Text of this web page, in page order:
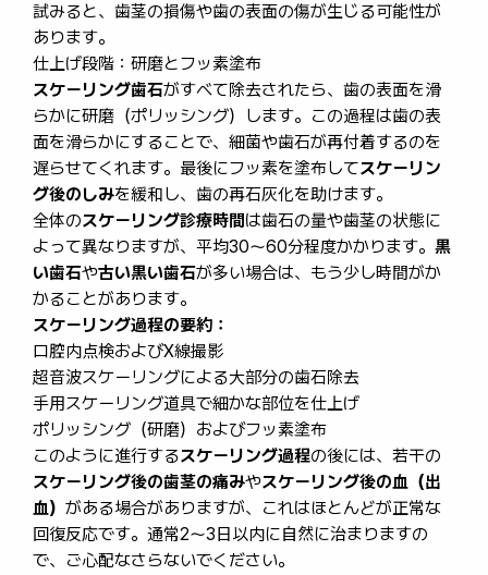
試みると、歯茎の損傷や歯の表面の傷が生じる可能性が
あります。
仕上げ段階：研磨とフッ素塗布
スケーリング歯石がすべて除去されたら、歯の表面を滑
らかに研磨（ポリッシング）します。この過程は歯の表
面を滑らかにすることで、細菌や歯石が再付着するのを
遅らせてくれます。最後にフッ素を塗布してスケーリン
グ後のしみを緩和し、歯の再石灰化を助けます。
全体のスケーリング診療時間は歯石の量や歯茎の状態に
よって異なりますが、平均30〜60分程度かかります。 黒
い歯石や古い黒い歯石が多い場合は、もう少し時間がか
かることがあります。
スケーリング過程の要約：
口腔内点検およびX線撮影
超音波スケーリングによる大部分の歯石除去
手用スケーリング道具で細かな部位を仕上げ
ポリッシング（研磨）およびフッ素塗布
このように進行するスケーリング過程の後には、若干の
スケーリング後の歯茎の痛みやスケーリング後の血（出
血） がある場合がありますが、これはほとんどが正常な
回復反応です。通常2〜3日以内に自然に治まりますの
で、ご心配なさらないでください。